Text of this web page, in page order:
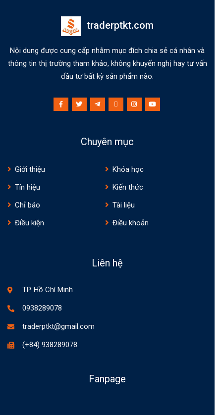
traderptkt.com
Nội dung được cung cấp nhằm mục đích chia sẻ cá nhân và
thông tin thị trường tham khảo, không khuyến nghị hay tư vấn
đầu tư bất kỳ sản phẩm nào.
Chuyên mục
Giới thiệu
Khóa học
Tín hiệu
Kiến thức
Chỉ báo
Tài liệu
Điều kiện
Điều khoản
Liên hệ
TP. Hồ Chí Minh
0938289078
traderptkt@gmail.com
(+84) 938289078
Fanpage